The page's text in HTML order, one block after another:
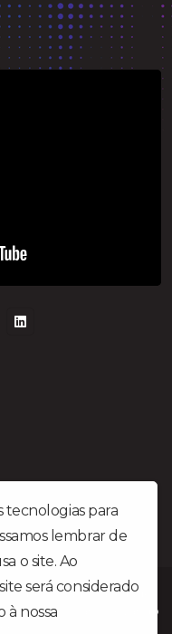
tecnologias para
lembrar de
o site. Ao
será considerado
nossa
situada na cidade
mais de 25 anos levando